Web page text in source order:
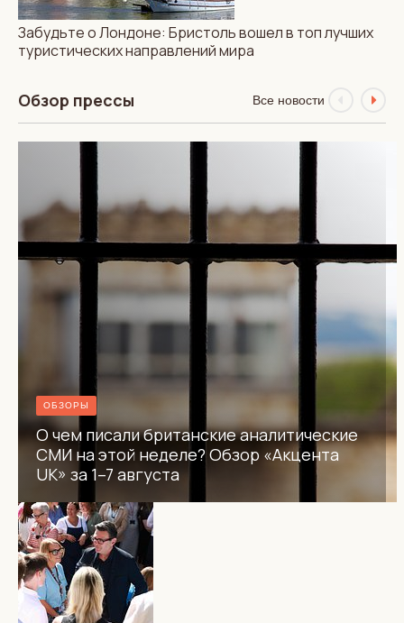
Забудьте о Лондоне: Бристоль вошел в топ лучших
туристических направлений мира
Обзор прессы Все новости
ОБЗОРЫ
О чем писали британские аналитические
СМИ на этой неделе? Обзор «Акцента
UK» за 1–7 августа